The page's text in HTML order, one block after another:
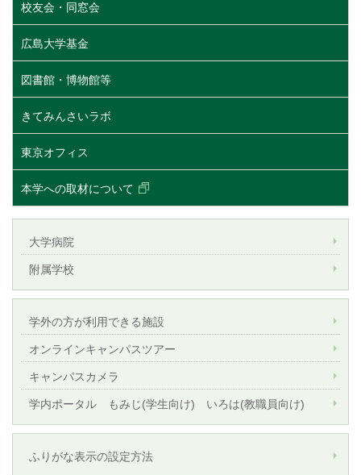
校友会・同窓会
広島大学基金
図書館・博物館等
きてみんさいラボ
東京オフィス
本学への取材について
大学病院
附属学校
学外の方が利用できる施設
オンラインキャンパスツアー
キャンパスカメラ
学内ポータル もみじ(学生向け) いろは(教職員向け)
ふりがな表示の設定方法